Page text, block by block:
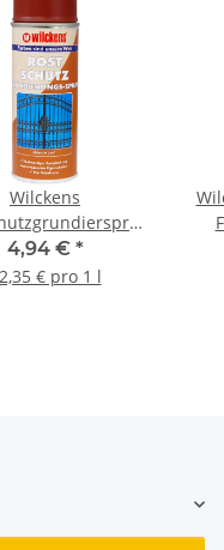
Wilckens
Rotbraun 0,4 l
4,94 € *
€ pro 1 l